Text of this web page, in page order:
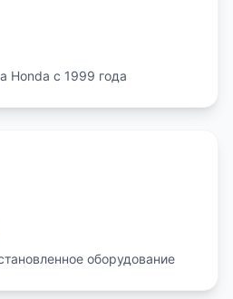
Honda с 1999 года
оборудование